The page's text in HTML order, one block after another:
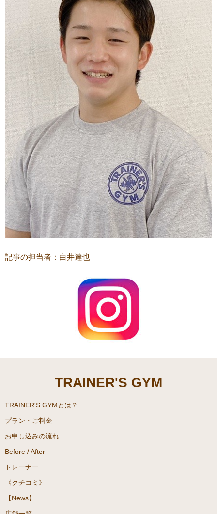
記事の担当者：白井達也
TRAINER'S GYM
TRAINER'S GYMとは？
プラン・ご料金
お申し込みの流れ
Before / After
トレーナー
《クチコミ》
【News】